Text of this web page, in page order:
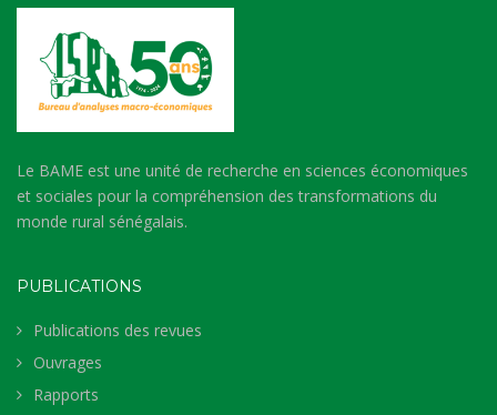
Le BAME est une unité de recherche en sciences économiques
et sociales pour la compréhension des transformations du
monde rural sénégalais.
PUBLICATIONS
Publications des revues
Ouvrages
Rapports